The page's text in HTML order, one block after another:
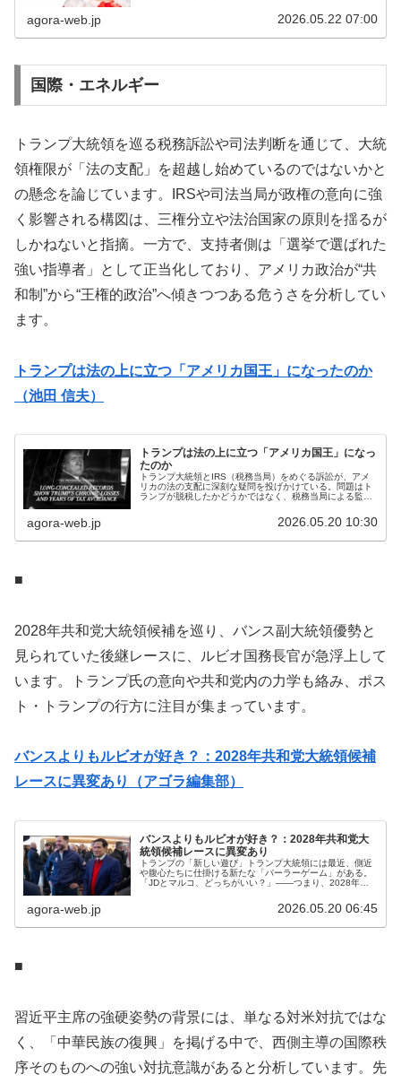
人集結も…開演前の「憲法9条」演...
agora-web.jp 2026.05.22 07:00
国際・エネルギー
トランプ大統領を巡る税務訴訟や司法判断を通じて、大統
領権限が「法の支配」を超越し始めているのではないかと
の懸念を論じています。IRSや司法当局が政権の意向に強
く影響される構図は、三権分立や法治国家の原則を揺るが
しかねないと指摘。一方で、支持者側は「選挙で選ばれた
強い指導者」として正当化しており、アメリカ政治が“共
和制”から“王権的政治”へ傾きつつある危うさを分析してい
ます。
トランプは法の上に立つ「アメリカ国王」になったのか
（池田 信夫）
トランプは法の上に立つ「アメリカ国王」になっ
たのか
トランプ大統領とIRS（税務当局）をめぐる訴訟が、アメ
リカの法の支配に深刻な疑問を投げかけている。問題はト
ランプが脱税したかどうかではなく、税務当局による監査
agora-web.jp 2026.05.20 10:30
■
2028年共和党大統領候補を巡り、バンス副大統領優勢と
見られていた後継レースに、ルビオ国務長官が急浮上して
います。トランプ氏の意向や共和党内の力学も絡み、ポス
ト・トランプの行方に注目が集まっています。
バンスよりもルビオが好き？：2028年共和党大統領候補
レースに異変あり（アゴラ編集部）
バンスよりもルビオが好き？：2028年共和党大
統領候補レースに異変あり
トランプの「新しい遊び」トランプ大統領には最近、側近
や腹心たちに仕掛ける新たな「パーラーゲーム」がある。
「JDとマルコ、どっちがいい？」——つまり、2028年に
agora-web.jp 2026.05.20 06:45
■
習近平主席の強硬姿勢の背景には、単なる対米対抗ではな
く、「中華民族の復興」を掲げる中で、西側主導の国際秩
序そのものへの強い対抗意識があると分析しています。先